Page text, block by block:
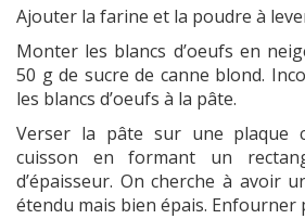
Ajouter la farine et la poudre à
Monter les blancs d’oeufs en
50 g de sucre de canne blond.
les blancs d’oeufs à la pâte.
Verser la pâte sur une plaque
cuisson en formant un
d’épaisseur. On cherche à avoir
étendu mais bien épais. Enfourner